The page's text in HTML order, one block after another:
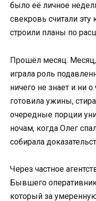
было её личное
свекровь считали
строили планы по
Прошёл месяц. Месяц,
играла роль
ничего не знает и ни
готовила ужины,
очередные порции
ночам, когда Олег
собирала
Через частное
Бывшего
который за